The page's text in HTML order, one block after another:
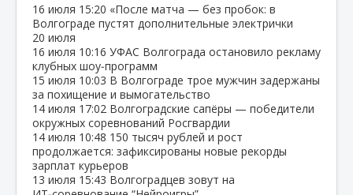
16 июля 15:20 «После матча — без пробок: в
Волгограде пустят дополнительные электрички
20 июля
16 июля 10:16 УФАС Волгограда остановило рекламу
клубных шоу‑программ
15 июля 10:03 В Волгограде трое мужчин задержаны
за похищение и вымогательство
14 июля 17:02 Волгоградские сапёры — победители
окружных соревнований Росгвардии
14 июля 10:48 150 тысяч рублей и рост
продолжается: зафиксированы новые рекорды
зарплат курьеров
13 июля 15:43 Волгоградцев зовут на